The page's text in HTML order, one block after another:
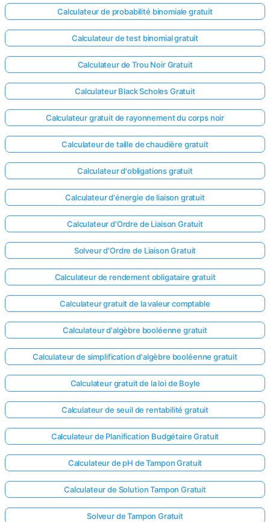
Calculateur de probabilité binomiale gratuit
Calculateur de test binomial gratuit
Calculateur de Trou Noir Gratuit
Calculateur Black Scholes Gratuit
Calculateur gratuit de rayonnement du corps noir
Calculateur de taille de chaudière gratuit
Calculateur d'obligations gratuit
Calculateur d'énergie de liaison gratuit
Calculateur d'Ordre de Liaison Gratuit
Solveur d'Ordre de Liaison Gratuit
Calculateur de rendement obligataire gratuit
Calculateur gratuit de la valeur comptable
Calculateur d'algèbre booléenne gratuit
Calculateur de simplification d'algèbre booléenne gratuit
Calculateur gratuit de la loi de Boyle
Calculateur de seuil de rentabilité gratuit
Calculateur de Planification Budgétaire Gratuit
Calculateur de pH de Tampon Gratuit
Calculateur de Solution Tampon Gratuit
Solveur de Tampon Gratuit